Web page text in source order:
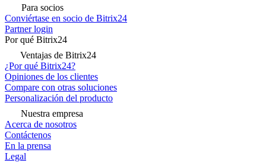
Para socios
Conviértase en socio de Bitrix24
Partner login
Por qué Bitrix24
Ventajas de Bitrix24
¿Por qué Bitrix24?
Opiniones de los clientes
Compare con otras soluciones
Personalización del producto
Nuestra empresa
Acerca de nosotros
Contáctenos
En la prensa
Legal